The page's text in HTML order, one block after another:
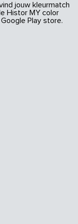
jouw kleurmatch
Histor MY color
Play store.